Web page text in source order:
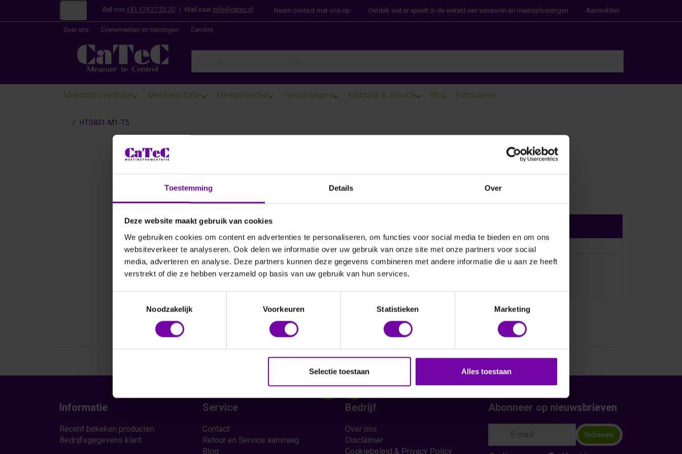
Toestemming Details Over
Deze website maakt gebruik van cookies
We gebruiken cookies om content en advertenties te personaliseren, om functies voor social media te bieden en om ons
websiteverkeer te analyseren. Ook delen we informatie over uw gebruik van onze site met onze partners voor social
media, adverteren en analyse. Deze partners kunnen deze gegevens combineren met andere informatie die u aan ze heeft
verstrekt of die ze hebben verzameld op basis van uw gebruik van hun services.
Noodzakelijk
Voorkeuren Statistieken Marketing
Selectie toestaan Alles toestaan
Bel ons +31 174 27 23 30 | Mail naar info@catec.nl Neem contact met ons op Ontdek wat er speelt in de wereld van sensoren en meetoplossingen Aanmelden
Over ons Evenementen en trainingen Carrière
Meetinstrumentatie Meetregistratie Meetgebieden Toepassingen Kalibratie & Service Blog Formulieren
Startpagina
HTS801-M1-T5
Voor meer informatie :HTS801 serie
ARTIKELNUMMER
Informatie
Recent bekeken producten
Bedrijfsgegevens klant
Service
Contact
Retour en Service aanvraag
Blog
Bedrijf
Over ons
Disclaimer
Cookiebeleid & Privacy Policy
Abonneer op nieuwsbrieven
Indienen